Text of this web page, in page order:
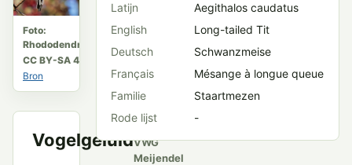
Foto:
Rhododendrites
CC BY-SA 4.0
Bron
VogelgeluidVWG
Meijendel
Latijn
Aegithalos caudatus
English
Long-tailed Tit
Deutsch
Schwanzmeise
Français
Mésange à longue queue
Familie
Staartmezen
Rode lijst
-